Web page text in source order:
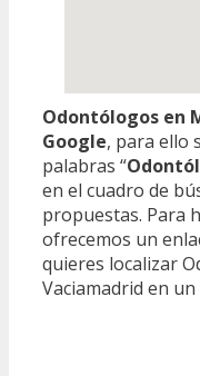
Odontólogos en
Google, para ello
palabras “
en el cuadro de
propuestas. Para
ofrecemos un
quieres localizar
Vaciamadrid en